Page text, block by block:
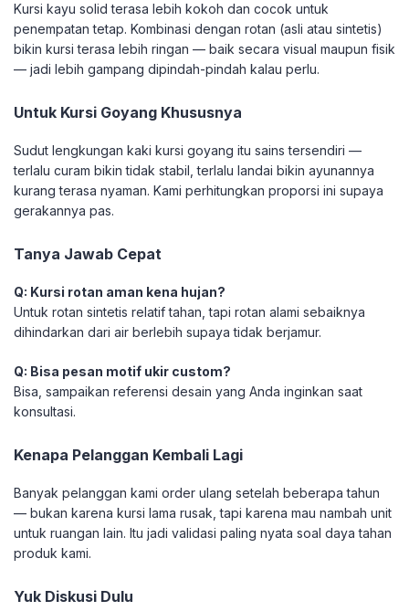
Kursi kayu solid terasa lebih kokoh dan cocok untuk
penempatan tetap. Kombinasi dengan rotan (asli atau sintetis)
bikin kursi terasa lebih ringan — baik secara visual maupun fisik
— jadi lebih gampang dipindah-pindah kalau perlu.
Untuk Kursi Goyang Khususnya
Sudut lengkungan kaki kursi goyang itu sains tersendiri —
terlalu curam bikin tidak stabil, terlalu landai bikin ayunannya
kurang terasa nyaman. Kami perhitungkan proporsi ini supaya
gerakannya pas.
Tanya Jawab Cepat
Q: Kursi rotan aman kena hujan?
Untuk rotan sintetis relatif tahan, tapi rotan alami sebaiknya
dihindarkan dari air berlebih supaya tidak berjamur.
Q: Bisa pesan motif ukir custom?
Bisa, sampaikan referensi desain yang Anda inginkan saat
konsultasi.
Kenapa Pelanggan Kembali Lagi
Banyak pelanggan kami order ulang setelah beberapa tahun
— bukan karena kursi lama rusak, tapi karena mau nambah unit
untuk ruangan lain. Itu jadi validasi paling nyata soal daya tahan
produk kami.
Yuk Diskusi Dulu